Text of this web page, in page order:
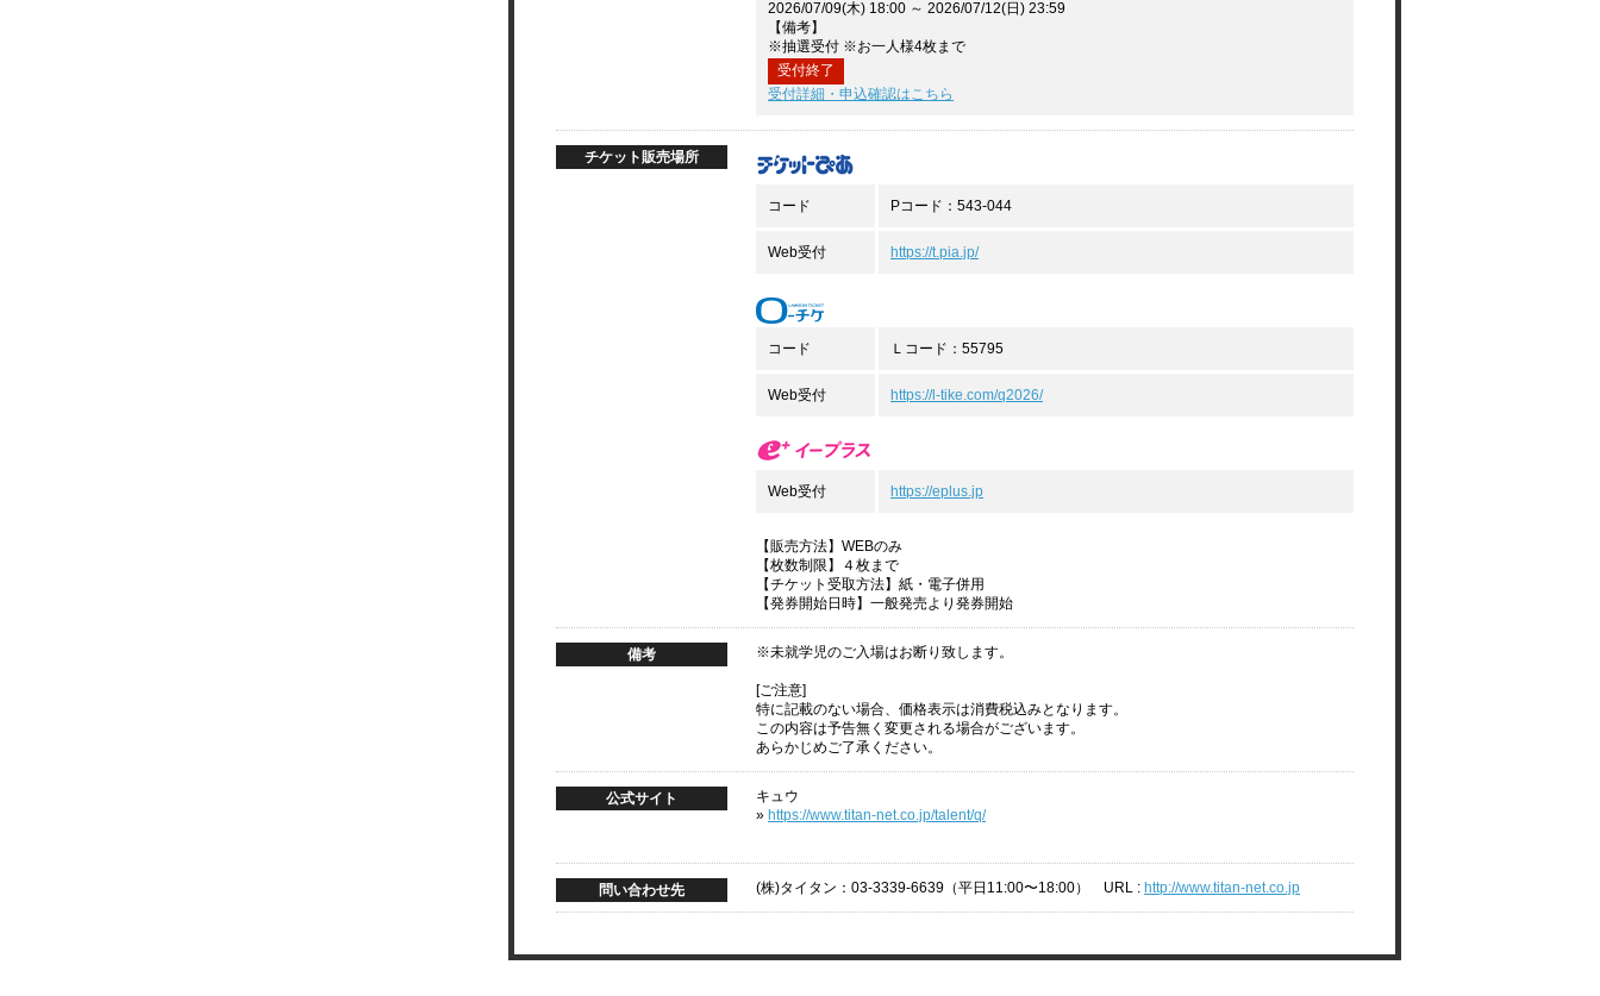
2026/07/09(木) 18:00 ～ 2026/07/12(日) 23:59
【備考】
※抽選受付 ※お一人様4枚まで
受付終了
受付詳細・申込確認はこちら
チケット販売場所
コード Pコード：543-044
Web受付 https://t.pia.jp/
コード Ｌコード：55795
Web受付 https://l-tike.com/q2026/
Web受付 https://eplus.jp
【販売方法】WEBのみ
【枚数制限】４枚まで
【チケット受取方法】紙・電子併用
【発券開始日時】一般発売より発券開始
備考 ※未就学児のご入場はお断り致します。
[ご注意]
特に記載のない場合、価格表示は消費税込みとなります。
この内容は予告無く変更される場合がございます。
あらかじめご了承ください。
公式サイト
キュウ
» https://www.titan-net.co.jp/talent/q/
問い合わせ先 (株)タイタン：03-3339-6639（平日11:00〜18:00） URL : http://www.titan-net.co.jp